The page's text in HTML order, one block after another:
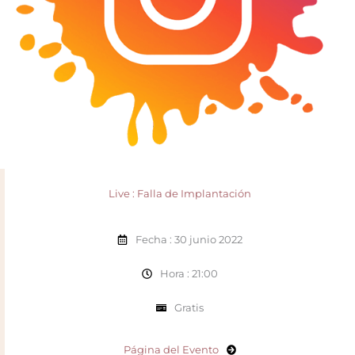
Live : Falla de Implantación
Fecha : 30 junio 2022
Hora : 21:00
Gratis
Página del Evento